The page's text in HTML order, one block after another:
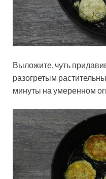
Выложите, чуть
разогретым
минуты на умеренном